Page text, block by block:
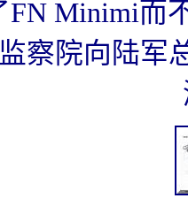
FN Minimi而
察院向陆军